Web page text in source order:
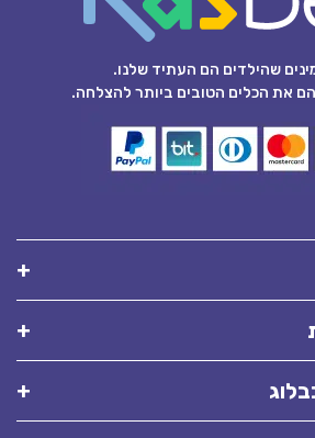
שהילדים הם העתיד שלנו.
את הכלים הטובים ביותר להצלחה.